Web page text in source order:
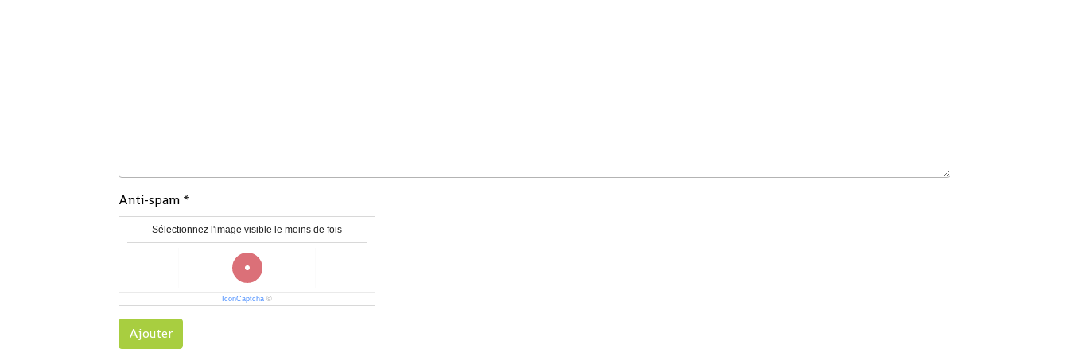
Anti-spam
Sélectionnez l'image visible le moins de fois
IconCaptcha ©
Ajouter